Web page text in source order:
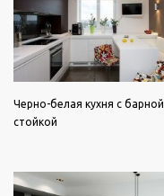
Черно-белая кухня с барной
стойкой